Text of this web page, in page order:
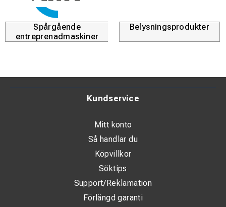
Spårgående
entreprenadmaskiner
Belysningsprodukter
Kundservice
Mitt konto
Så handlar du
Köpvillkor
Söktips
Support/Reklamation
Förlängd garanti